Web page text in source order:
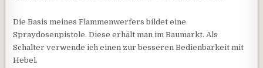
Die Basis meines Flammenwerfers bildet eine
Spraydosenpistole. Diese erhält man im Baumarkt. Als
Schalter verwende ich einen zur besseren Bedienbarkeit mit
Hebel.